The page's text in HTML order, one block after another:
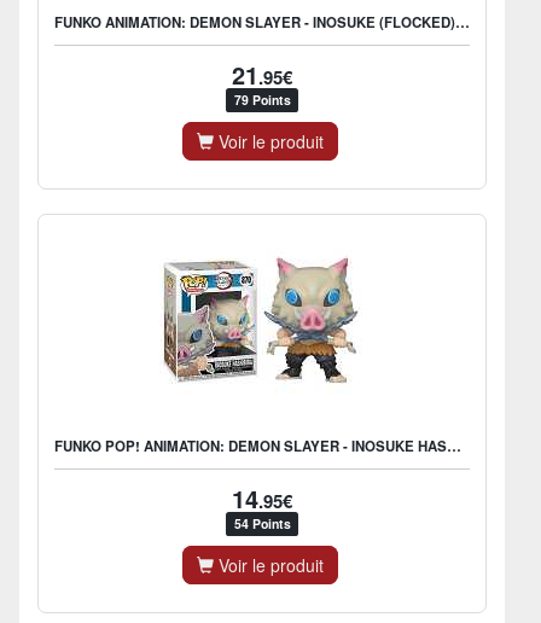
FUNKO ANIMATION: DEMON SLAYER - INOSUKE (FLOCKED) - US EXCLUSIVE
21.95€
79 Points
Voir le produit
FUNKO POP! ANIMATION: DEMON SLAYER - INOSUKE HASHIBIRA
14.95€
54 Points
Voir le produit